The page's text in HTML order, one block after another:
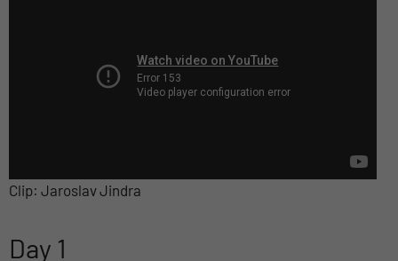
Clip: Jaroslav Jindra
Day 1